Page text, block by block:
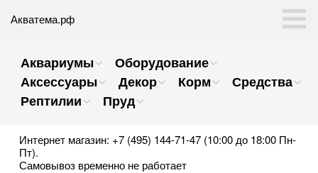
Акватема.рф
Аквариумы
Оборудование
Аксессуары
Декор Корм
Средства
Рептилии
Пруд
Интернет магазин: +7 (495) 144-71-47 (10:00 до 18:00 Пн-
Пт).
Самовывоз временно не работает